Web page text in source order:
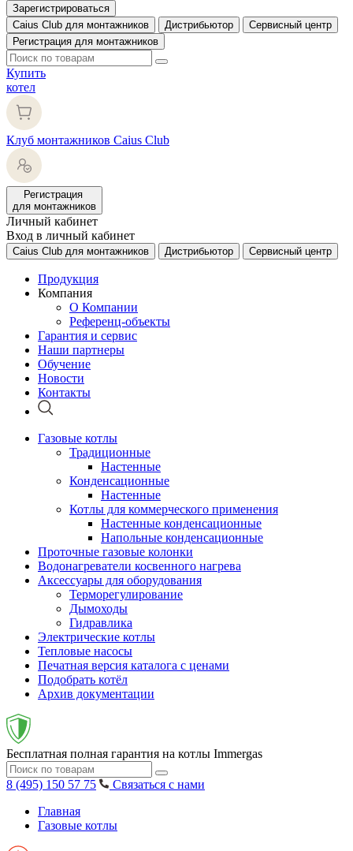
Зарегистрироваться
Caius Club для монтажников
Дистрибьютор
Сервисный центр
Регистрация для монтажников
Купить
котел
Клуб монтажников Caius Club
Регистрация
для монтажников
Личный кабинет
Вход в личный кабинет
Caius Club для монтажников Дистрибьютор Сервисный центр
Продукция
Компания
О Компании
Референц-объекты
Гарантия и сервис
Наши партнеры
Обучение
Новости
Контакты
Газовые котлы
Традиционные
Настенные
Конденсационные
Настенные
Котлы для коммерческого применения
Настенные конденсационные
Напольные конденсационные
Проточные газовые колонки
Водонагреватели косвенного нагрева
Аксессуары для оборудования
Терморегулирование
Дымоходы
Гидравлика
Электрические котлы
Тепловые насосы
Печатная версия каталога с ценами
Подобрать котёл
Архив документации
Бесплатная полная гарантия на котлы Immergas
8 (495) 150 57 75
Связаться с нами
Главная
Газовые котлы